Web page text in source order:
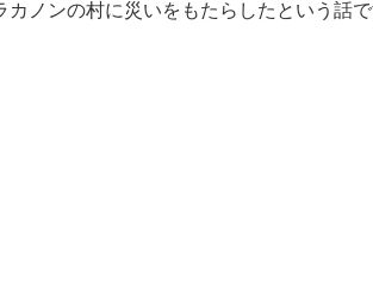
ノンの村に災いをもたらしたという話で